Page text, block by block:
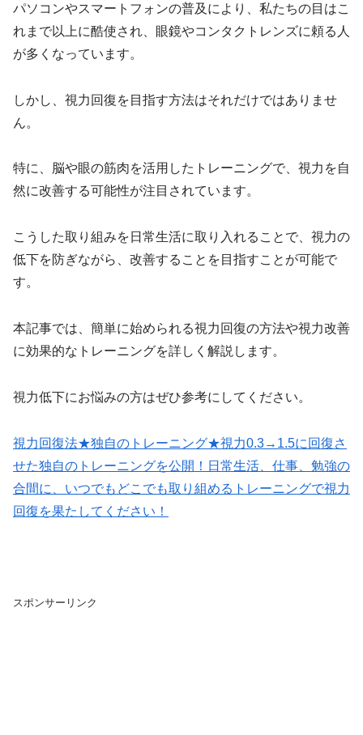
パソコンやスマートフォンの普及により、私たちの目はこ
れまで以上に酷使され、眼鏡やコンタクトレンズに頼る人
が多くなっています。
しかし、視力回復を目指す方法はそれだけではありませ
ん。
特に、脳や眼の筋肉を活用したトレーニングで、視力を自
然に改善する可能性が注目されています。
こうした取り組みを日常生活に取り入れることで、視力の
低下を防ぎながら、改善することを目指すことが可能で
す。
本記事では、簡単に始められる視力回復の方法や視力改善
に効果的なトレーニングを詳しく解説します。
視力低下にお悩みの方はぜひ参考にしてください。
視力回復法★独自のトレーニング★視力0.3→1.5に回復さ
せた独自のトレーニングを公開！日常生活、仕事、勉強の
合間に、いつでもどこでも取り組めるトレーニングで視力
回復を果たしてください！
スポンサーリンク